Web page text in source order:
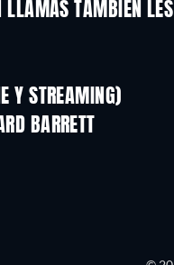
LLAMAS TAMBIÉN LES
Y STREAMING)
BARRETT